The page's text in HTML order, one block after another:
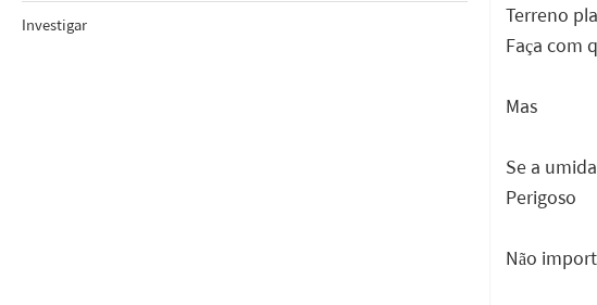
Investigar
Terreno
Faça com
Mas
Se a
Perigoso
Não